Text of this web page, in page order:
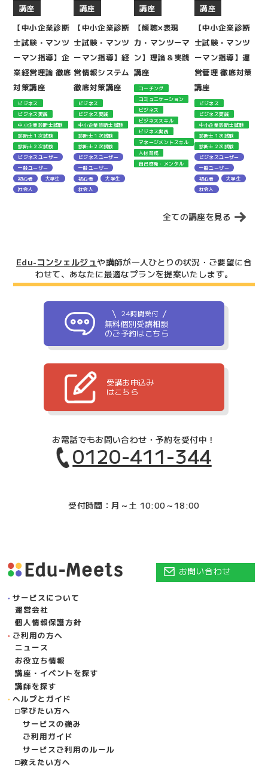
講座
【中小企業診断
士試験・マンツ
ーマン指導】企
業経営理論 徹底
対策講座
ビジネス
ビジネス実践
中小企業診断士試験
診断士１次試験
診断士２次試験
ビジネスユーザー
一般ユーザー
初心者
大学生
社会人
講座
【中小企業診断
士試験・マンツ
ーマン指導】経
営情報システム
徹底対策講座
ビジネス
ビジネス実践
中小企業診断士試験
診断士１次試験
診断士２次試験
ビジネスユーザー
一般ユーザー
初心者
大学生
社会人
講座
【傾聴×表現
力・マンツーマ
ン】理論＆実践
講座
コーチング
コミュニケーション
ビジネス
ビジネススキル
ビジネス実践
マネージメントスキル
人材育成
自己啓発・メンタル
講座
【中小企業診断
士試験・マンツ
ーマン指導】運
営管理 徹底対策
講座
ビジネス
ビジネス実践
中小企業診断士試験
診断士１次試験
診断士２次試験
ビジネスユーザー
一般ユーザー
初心者
大学生
社会人
全ての講座を見る
Edu-コンシェルジュや講師が一人ひとりの状況・ご要望に合
わせて、 あなたに最適なプランを提案いたします。
24時間受付
無料個別受講相談
のご予約はこちら
受講お申込み
はこちら
お電話でもお問い合わせ・予約を受付中！
0120-411-344
受付時間：月～土 10:00～18:00
サービスについて
運営会社
個人情報保護方針
ご利用の方へ
ニュース
お役立ち情報
講座・イベントを探す
講師を探す
ヘルプとガイド
学びたい方へ
サービスの強み
ご利用ガイド
サービスご利用のルール
教えたい方へ
お問い合わせ